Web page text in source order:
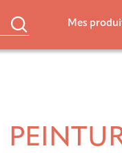
Mes